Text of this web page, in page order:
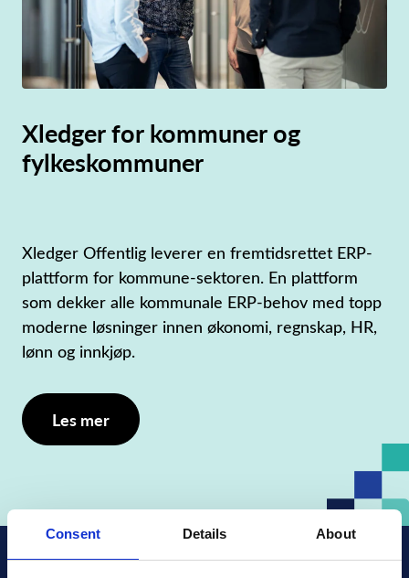
Consent Details About
Xledger for kommuner og
fylkeskommuner
Xledger Offentlig leverer en fremtidsrettet ERP-
plattform for kommune-sektoren. En plattform
som dekker alle kommunale ERP-behov med topp
moderne løsninger innen økonomi, regnskap, HR,
lønn og innkjøp.
Les mer